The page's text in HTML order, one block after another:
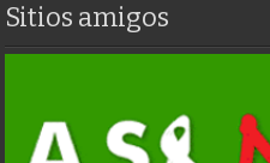
Sitios amigos